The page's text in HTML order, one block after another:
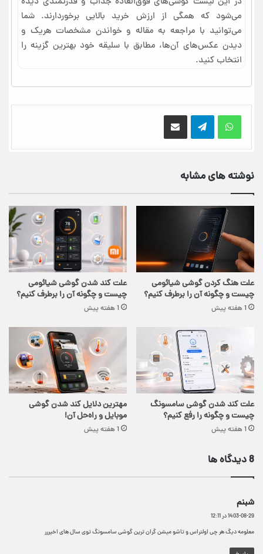
می‌شود که همگی از ارزش خرید بالایی برخوردارند. شما
می‌توانید با مراجعه به مقاله و خواندن مشخصات هریک و
دیدن عکس‌های آن‌ها، مطابق با سلیقه خود بهترین گزینه را
انتخاب کنید.
نوشته های مشابه
علت هنگ کردن گوشی شیائومی
چیست و چگونه آن را برطرف کنیم؟
1 هفته پیش
علت کند شدن گوشی شیائومی
چیست و چگونه آن را برطرف کنیم؟
1 هفته پیش
علت کند شدن گوشی سامسونگ
چیست و چگونه را رفع کنیم؟
1 هفته پیش
مهترین دلایل کند شدن گوشی
موبایل و راه‌حل آن!
1 هفته پیش
‫8 دیدگاه ها
شبنم
ف
:
1403-08-29 در 12:11
معلومه دیگ هر چی اولتراس و تاشو میشن گران ترین گوشی سامسونگ توی سال های اخیررر